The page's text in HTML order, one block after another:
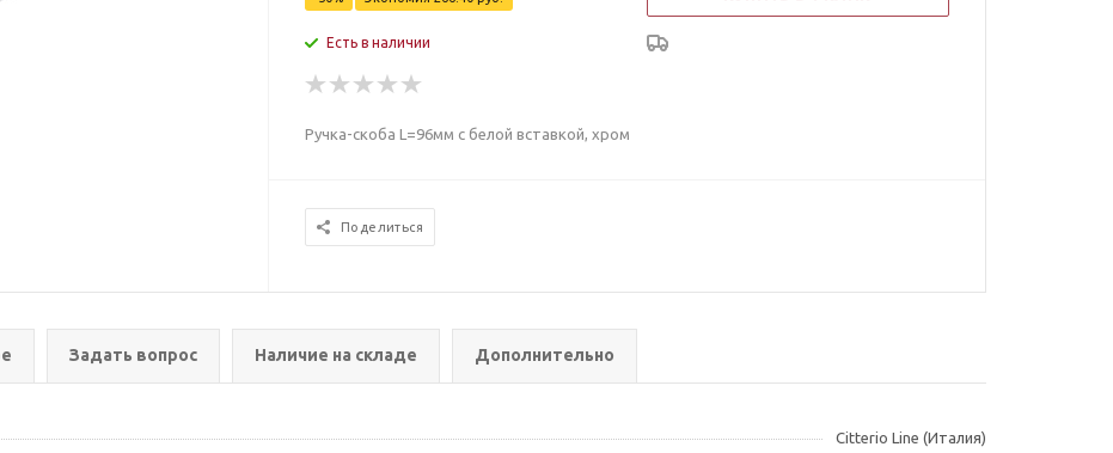
Есть в наличии
Ручка-скоба L=96мм с белой вставкой, хром
Поделиться
Задать вопрос Наличие на складе Дополнительно
Citterio Line (Италия)